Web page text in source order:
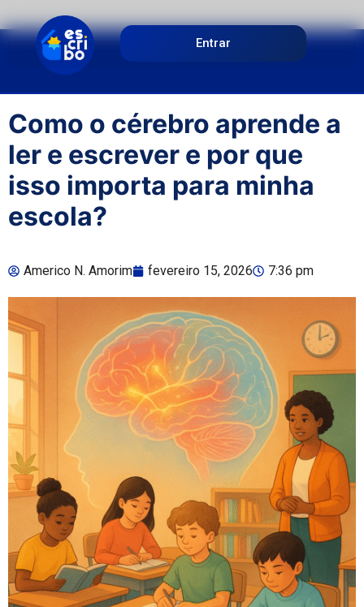
Entrar
Como o cérebro aprende a
ler e escrever e por que
isso importa para minha
escola?
Americo N. Amorim fevereiro 15, 2026 7:36 pm